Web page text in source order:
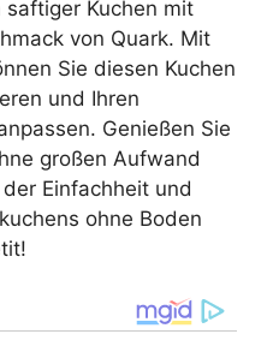
Kuchen mit
von Quark. Mit
Sie diesen Kuchen
und Ihren
Genießen Sie
großen Aufwand
Einfachheit und
ohne Boden